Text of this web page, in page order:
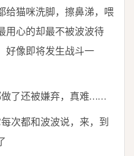
给猫咪洗脚，擦鼻涕，喂
用心的却最不被波波待
好像即将发生战斗一
了还被嫌弃，真难……
次都和波波说，来，到